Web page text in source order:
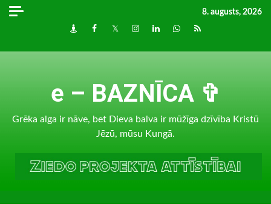
Skip
8. augusts, 2026
DraugiemFacebook
TwitterInstagram
LinkedInwhatsapp
RSS
e – BAZNĪCA ✞
Grēka alga ir nāve, bet Dieva balva ir mūžīga dzīvība Kristū
Jēzū, mūsu Kungā.